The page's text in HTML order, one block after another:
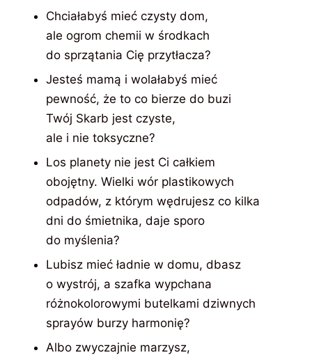
Chciałabyś mieć czysty dom,
ale ogrom chemii w środkach
do sprzątania Cię przytłacza?
Jesteś mamą i wolałabyś mieć
pewność, że to co bierze do buzi
Twój Skarb jest czyste,
ale i nie toksyczne?
Los planety nie jest Ci całkiem
obojętny. Wielki wór plastikowych
odpadów, z którym wędrujesz co kilka
dni do śmietnika, daje sporo
do myślenia?
Lubisz mieć ładnie w domu, dbasz
o wystrój, a szafka wypchana
różnokolorowymi butelkami dziwnych
sprayów burzy harmonię?
Albo zwyczajnie marzysz,